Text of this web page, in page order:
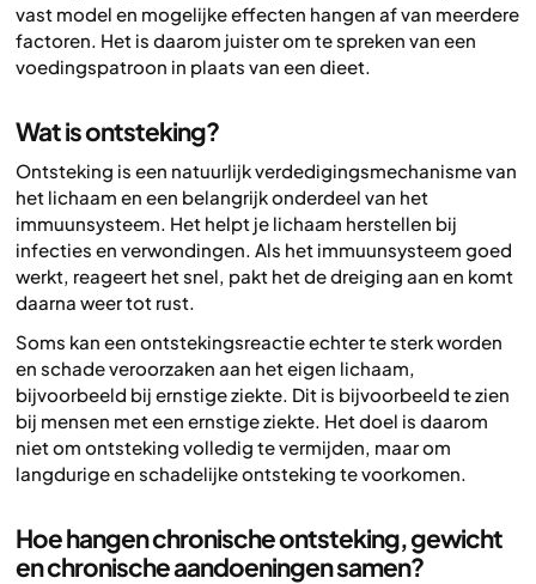
vast model en mogelijke effecten hangen af van meerdere
factoren. Het is daarom juister om te spreken van een
voedingspatroon in plaats van een dieet.
Wat is ontsteking?
Ontsteking is een natuurlijk verdedigingsmechanisme van
het lichaam en een belangrijk onderdeel van het
immuunsysteem. Het helpt je lichaam herstellen bij
infecties en verwondingen. Als het immuunsysteem goed
werkt, reageert het snel, pakt het de dreiging aan en komt
daarna weer tot rust.
Soms kan een ontstekingsreactie echter te sterk worden
en schade veroorzaken aan het eigen lichaam,
bijvoorbeeld bij ernstige ziekte. Dit is bijvoorbeeld te zien
bij mensen met een ernstige ziekte. Het doel is daarom
niet om ontsteking volledig te vermijden, maar om
langdurige en schadelijke ontsteking te voorkomen.
Hoe hangen chronische ontsteking, gewicht
en chronische aandoeningen samen?